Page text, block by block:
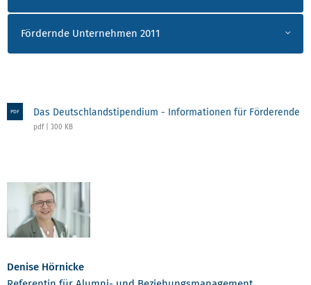
Fördernde Unternehmen 2011
PDF Das Deutschlandstipendium - Informationen für Förderende
pdf | 300 KB
Denise Hörnicke